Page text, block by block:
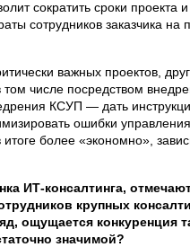
сократить сроки проекта
сотрудников заказчика на
важных проектов,
числе посредством
КСУП — дать
ошибки
более «экономно»,
ИТ-консалтинга,
крупных
ощущается конкуренция
значимой?